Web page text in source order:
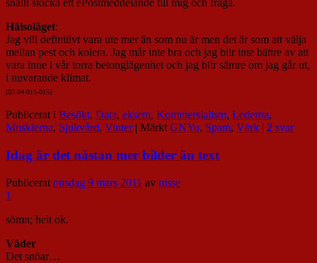
snällt skicka ett ePostmeddelande till mig och fråga.
Hälsoläget:
Jag vill definitivt vara ute mer än som nu är men det är som att välja
mellan pest och kolera. Jag mår inte bra och jag blir inte bättre av att
vara inne i vår torra betonglägenhet och jag blir sämre om jag går ut,
i nuvarande klimat.
[02-04-015-015]
Publicerat i Besökt, Data, eksem, Kommersialism, Lederna,
Musklerna, Sjukvård, Vinter | Märkt GNYu, Spam, Värk | 2 svar
Idag är det nästan mer bilder än text
Publicerat onsdag 9 mars 2011 av nisse
1
sömn; helt ok.
Väder
Det snöar…